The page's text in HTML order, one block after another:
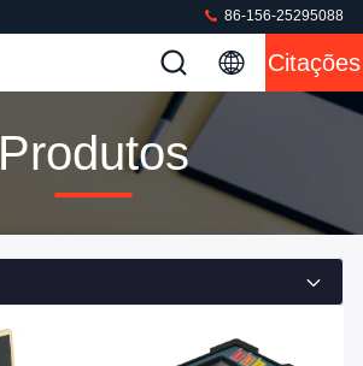
86-156-25295088
Citações
Produtos